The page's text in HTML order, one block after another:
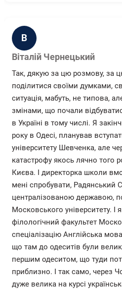
В
Віталій Чернецький
Так, дякую за цю розмову, за
поділитися своїми думками,
ситуація, мабуть, не типова,
змінами, що почали
в Україні в тому числі. Я
року в Одесі, планував
університету Шевченка, але
катастрофу якось лячно того
Києва. І директорка школи
мені спробувати, Радянський
централізованою державою,
Московського університету. І
філологічний факультет
спеціалізацію Англійська
що там до одеситів були
першим одеситом, що туди
приблизно. І так само, через
дуже велика на курсі